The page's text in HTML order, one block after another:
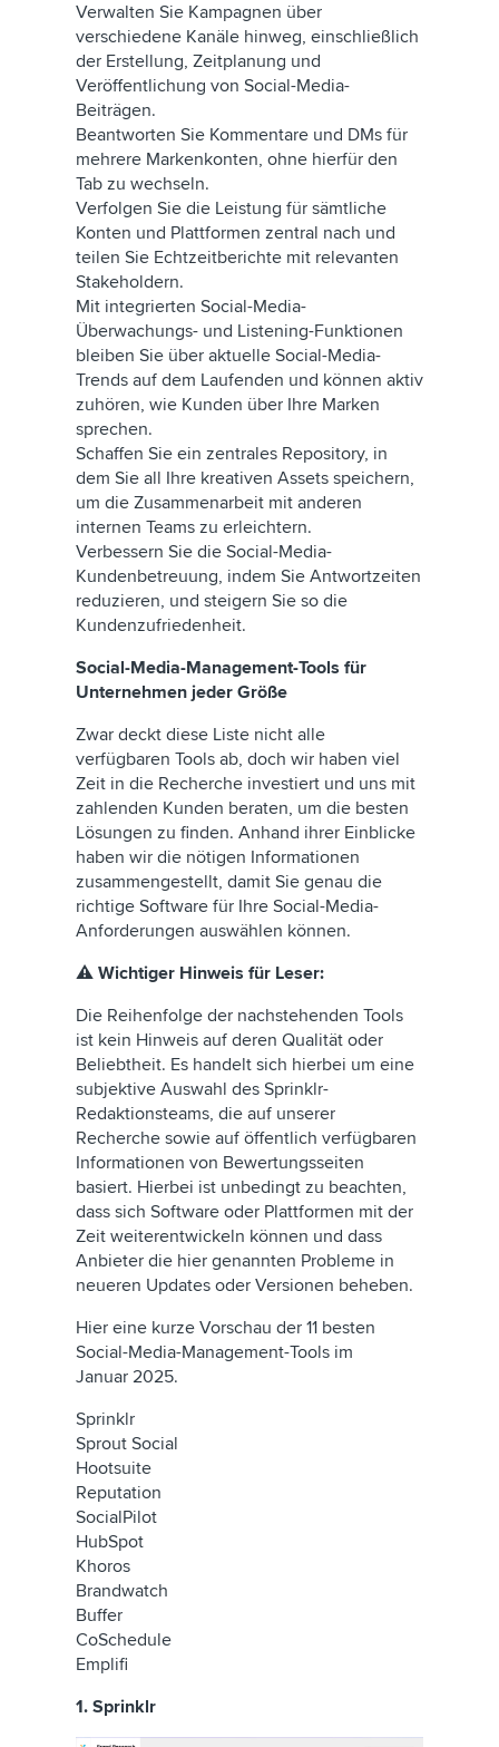
Verwalten Sie Kampagnen über
verschiedene Kanäle hinweg, einschließlich
der Erstellung, Zeitplanung und
Veröffentlichung von Social-Media-
Beiträgen.
Beantworten Sie Kommentare und DMs für
mehrere Markenkonten, ohne hierfür den
Tab zu wechseln.
Verfolgen Sie die Leistung für sämtliche
Konten und Plattformen zentral nach und
teilen Sie Echtzeitberichte mit relevanten
Stakeholdern.
Mit integrierten Social-Media-
Überwachungs- und Listening-Funktionen
bleiben Sie über aktuelle Social-Media-
Trends auf dem Laufenden und können aktiv
zuhören, wie Kunden über Ihre Marken
sprechen.
Schaffen Sie ein zentrales Repository, in
dem Sie all Ihre kreativen Assets speichern,
um die Zusammenarbeit mit anderen
internen Teams zu erleichtern.
Verbessern Sie die Social-Media-
Kundenbetreuung, indem Sie Antwortzeiten
reduzieren, und steigern Sie so die
Kundenzufriedenheit.
Social-Media-Management-Tools für
Unternehmen jeder Größe
Zwar deckt diese Liste nicht alle
verfügbaren Tools ab, doch wir haben viel
Zeit in die Recherche investiert und uns mit
zahlenden Kunden beraten, um die besten
Lösungen zu finden. Anhand ihrer Einblicke
haben wir die nötigen Informationen
zusammengestellt, damit Sie genau die
richtige Software für Ihre Social-Media-
Anforderungen auswählen können.
⚠️ Wichtiger Hinweis für Leser:
Die Reihenfolge der nachstehenden Tools
ist kein Hinweis auf deren Qualität oder
Beliebtheit. Es handelt sich hierbei um eine
subjektive Auswahl des Sprinklr-
Redaktionsteams, die auf unserer
Recherche sowie auf öffentlich verfügbaren
Informationen von Bewertungsseiten
basiert. Hierbei ist unbedingt zu beachten,
dass sich Software oder Plattformen mit der
Zeit weiterentwickeln können und dass
Anbieter die hier genannten Probleme in
neueren Updates oder Versionen beheben.
Hier eine kurze Vorschau der 11 besten
Social-Media-Management-Tools im
Januar 2025.
Sprinklr
Sprout Social
Hootsuite
Reputation
SocialPilot
HubSpot
Khoros
Brandwatch
Buffer
CoSchedule
Emplifi
1. Sprinklr